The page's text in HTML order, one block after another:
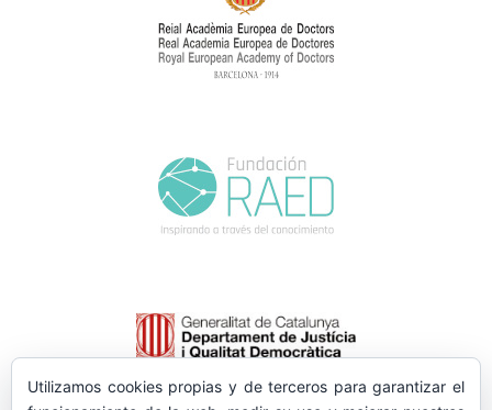
Utilizamos cookies propias y de terceros para garantizar el